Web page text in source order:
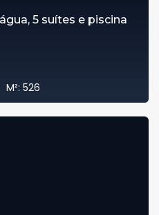
5 suítes e piscina
M²: 526